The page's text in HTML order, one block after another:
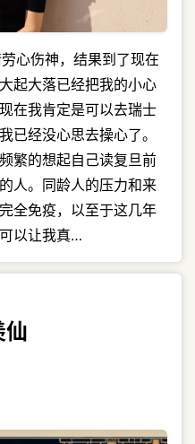
心伤神，结果到了现在
起大落已经把我的小心
在我肯定是可以去瑞士
已经没心思去操心了。
繁的想起自己读复旦前
人。同龄人的压力和来
全免疫，以至于这几年
以让我真…
仙